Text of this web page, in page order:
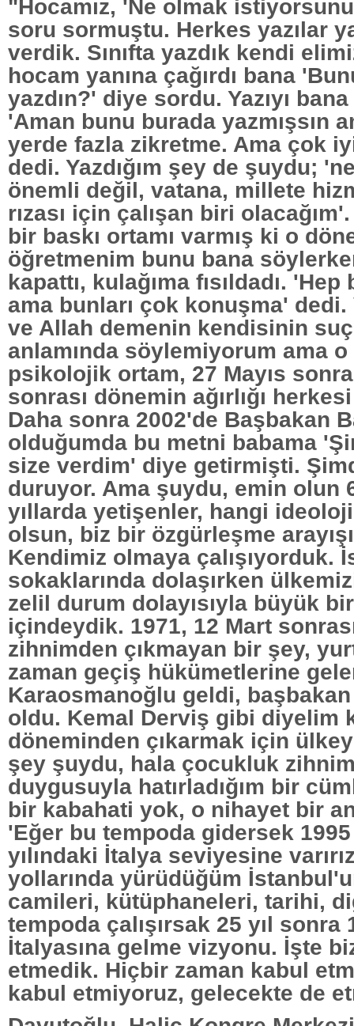
"Hocamız, 'Ne olmak
soru sormuştu. Herkes yazılar
verdik. Sınıfta yazdık kendi
hocam yanına çağırdı bana
yazdın?' diye sordu. Yazıyı
'Aman bunu burada yazmışsın
yerde fazla zikretme. Ama çok
dedi. Yazdığım şey de şuydu;
önemli değil, vatana, millete
rızası için çalışan biri
bir baskı ortamı varmış ki o
öğretmenim bunu bana
kapattı, kulağıma fısıldadı.
ama bunları çok konuşma'
ve Allah demenin kendisinin
anlamında söylemiyorum ama
psikolojik ortam, 27 Mayıs
sonrası dönemin ağırlığı
Daha sonra 2002'de Başbakan
olduğumda bu metni babama
size verdim' diye getirmişti.
duruyor. Ama şuydu, emin olun
yıllarda yetişenler, hangi
olsun, biz bir özgürleşme
Kendimiz olmaya çalışıyorduk.
sokaklarında dolaşırken
zelil durum dolayısıyla büyük
içindeydik. 1971, 12 Mart
zihnimden çıkmayan bir şey,
zaman geçiş hükümetlerine
Karaosmanoğlu geldi, başbakan
oldu. Kemal Derviş gibi diyelim
döneminden çıkarmak için
şey şuydu, hala çocukluk
duygusuyla hatırladığım bir
bir kabahati yok, o nihayet bir
'Eğer bu tempoda gidersek 1995
yılındaki İtalya seviyesine
yollarında yürüdüğüm
camileri, kütüphaneleri, tarihi,
tempoda çalışırsak 25 yıl sonra
İtalyasına gelme vizyonu. İşte
etmedik. Hiçbir zaman kabul
kabul etmiyoruz, gelecekte de